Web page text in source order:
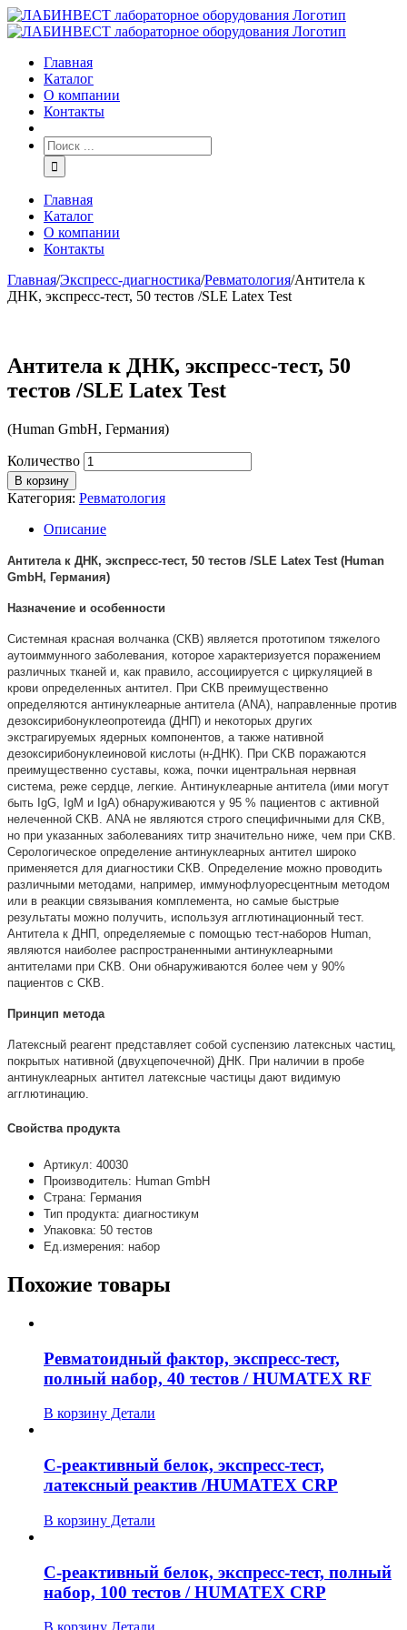
Главная
Каталог
О компании
Контакты
Главная
Каталог
О компании
Контакты
Главная/Экспресс-диагностика/Ревматология/Антитела к
ДНК, экспресс-тест, 50 тестов /SLE Latex Test
Антитела к ДНК, экспресс-тест, 50
тестов /SLE Latex Test
(Human GmbH, Германия)
Количество
В корзину
Категория: Ревматология
Описание
Антитела к ДНК, экспресс-тест, 50 тестов /SLE Latex Test (Human
GmbH, Германия)
Назначение и особенности
Системная красная волчанка (СКВ) является прототипом тяжелого
аутоиммунного заболевания, которое характеризуется поражением
различных тканей и, как правило, ассоциируется с циркуляцией в
крови определенных антител. При СКВ преимущественно
определяются антинуклеарные антитела (ANA), направленные против
дезоксирибонуклеопротеида (ДНП) и некоторых других
экстрагируемых ядерных компонентов, а также нативной
дезоксирибонуклеиновой кислоты (н-ДНК). При СКВ поражаются
преимущественно суставы, кожа, почки ицентральная нервная
система, реже сердце, легкие. Антинуклеарные антитела (ими могут
быть IgG, IgM и IgA) обнаруживаются у 95 % пациентов с активной
нелеченной СКВ. ANA не являются строго специфичными для СКВ,
но при указанных заболеваниях титр значительно ниже, чем при СКВ.
Серологическое определение антинуклеарных антител широко
применяется для диагностики СКВ. Определение можно проводить
различными методами, например, иммунофлуоресцентным методом
или в реакции связывания комплемента, но самые быстрые
результаты можно получить, используя агглютинационный тест.
Антитела к ДНП, определяемые с помощью тест-наборов Human,
являются наиболее распространенными антинуклеарными
антителами при СКВ. Они обнаруживаются более чем у 90%
пациентов с СКВ.
Принцип метода
Латексный реагент представляет собой суспензию латексных частиц,
покрытых нативной (двухцепочечной) ДНК. При наличии в пробе
антинуклеарных антител латексные частицы дают видимую
агглютинацию.
Свойства продукта
Артикул: 40030
Производитель: Human GmbH
Страна: Германия
Тип продукта: диагностикум
Упаковка: 50 тестов
Ед.измерения: набор
Похожие товары
Ревматоидный фактор, экспресс-тест,
полный набор, 40 тестов / HUMATEX RF
В корзину Детали
C-реактивный белок, экспресс-тест,
латексный реактив /HUMATEX CRP
В корзину Детали
C-реактивный белок, экспресс-тест, полный
набор, 100 тестов / HUMATEX CRP